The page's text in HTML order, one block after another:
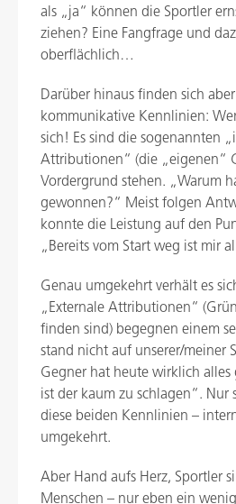
als „ja“ können die Sportler
ziehen? Eine Fangfrage und
oberflächlich…
Darüber hinaus finden sich
kommunikative Kennlinien:
sich! Es sind die sogenannten
Attributionen“ (die „eigenen“
Vordergrund stehen. „Warum
gewonnen?“ Meist folgen
konnte die Leistung auf den
„Bereits vom Start weg ist mir
Genau umgekehrt verhält es
„Externale Attributionen“
finden sind) begegnen einem
stand nicht auf unserer/meiner
Gegner hat heute wirklich alles
ist der kaum zu schlagen“. Nur
diese beiden Kennlinien –
umgekehrt.
Aber Hand aufs Herz, Sportler
Menschen – nur eben ein